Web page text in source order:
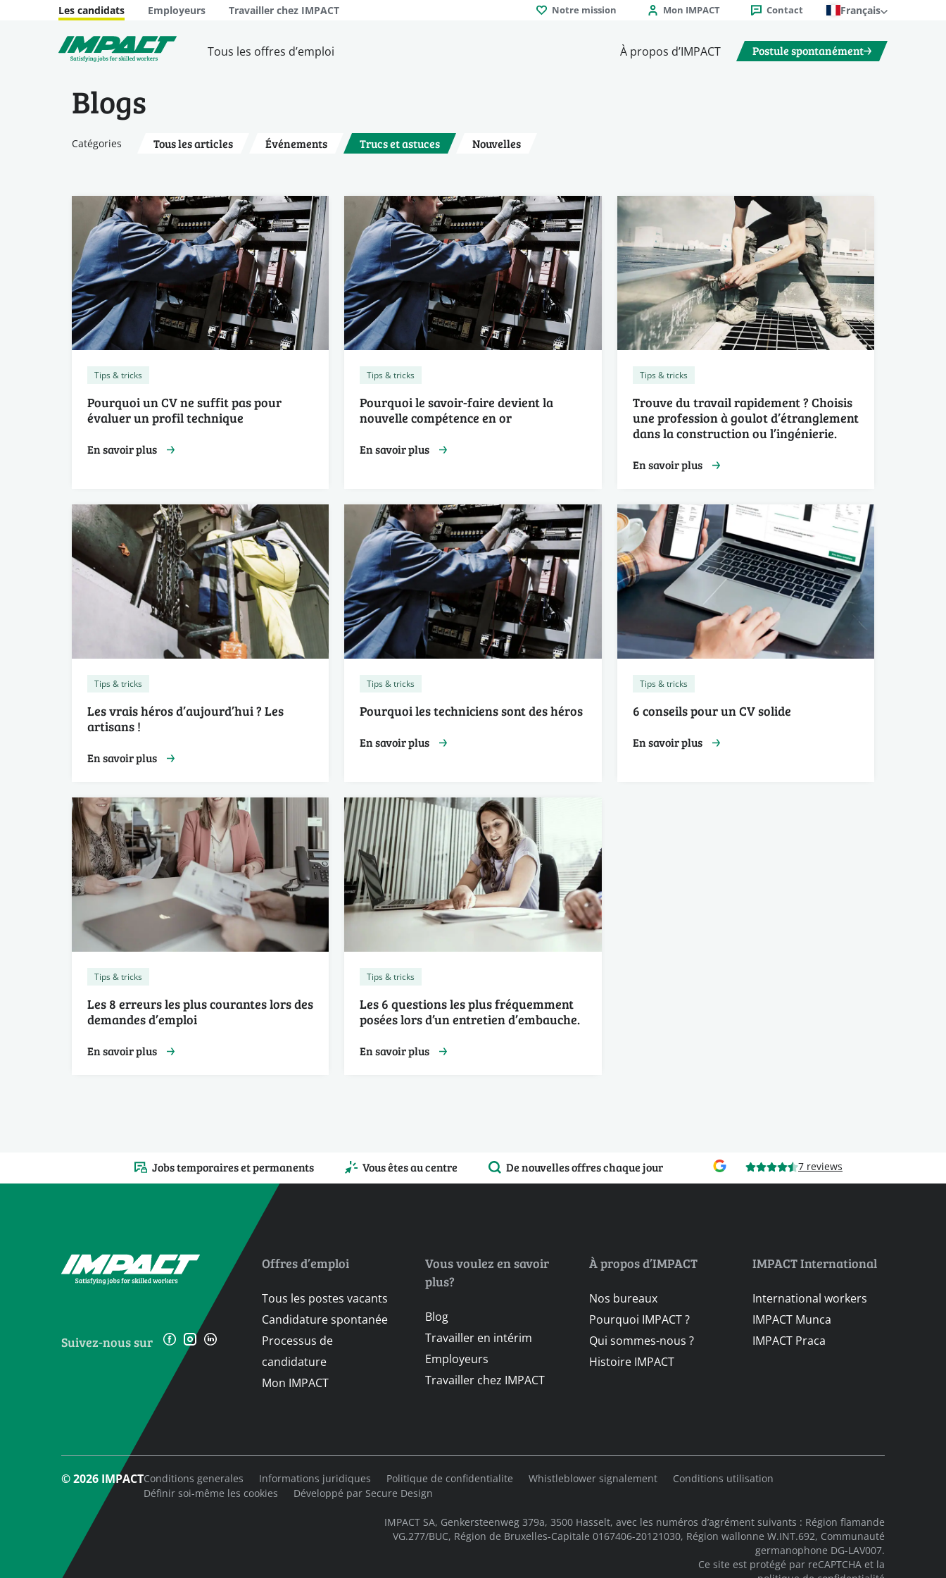
Les candidats Employeurs Travailler chez IMPACT Notre mission Mon IMPACT Contact Français
Tous les offres d’emploi À propos d’IMPACT Postule spontanément
Blogs
Catégories Tous les articles Événements Trucs et astuces Nouvelles
Tips & tricks
Pourquoi un CV ne suffit pas pour
évaluer un profil technique
En savoir plus
Tips & tricks
Pourquoi le savoir-faire devient la
nouvelle compétence en or
En savoir plus
Tips & tricks
Trouve du travail rapidement ? Choisis
une profession à goulot d’étranglement
dans la construction ou l’ingénierie.
En savoir plus
Tips & tricks
Les vrais héros d’aujourd’hui ? Les
artisans !
En savoir plus
Tips & tricks
Pourquoi les techniciens sont des héros
En savoir plus
Tips & tricks
6 conseils pour un CV solide
En savoir plus
Tips & tricks
Les 8 erreurs les plus courantes lors des
demandes d’emploi
En savoir plus
Tips & tricks
Les 6 questions les plus fréquemment
posées lors d’un entretien d’embauche.
En savoir plus
Jobs temporaires et permanents Vous êtes au centre De nouvelles offres chaque jour 7 reviews
Suivez-nous sur
Offres d’emploi
Tous les postes vacants
Candidature spontanée
Processus de
candidature
Mon IMPACT
Vous voulez en savoir
plus?
Blog
Travailler en intérim
Employeurs
Travailler chez IMPACT
À propos d’IMPACT
Nos bureaux
Pourquoi IMPACT ?
Qui sommes-nous ?
Histoire IMPACT
IMPACT International
International workers
IMPACT Munca
IMPACT Praca
© 2026 IMPACTConditions generales Informations juridiques Politique de confidentialite Whistleblower signalement
Conditions utilisation
Définir soi-même les cookies
Développé par Secure Design
IMPACT SA, Genkersteenweg 379a, 3500 Hasselt, avec les numéros d’agrément suivants : Région flamande
VG.277/BUC, Région de Bruxelles-Capitale 0167406-20121030, Région wallonne W.INT.692, Communauté
germanophone DG-LAV007.
Ce site est protégé par reCAPTCHA et la